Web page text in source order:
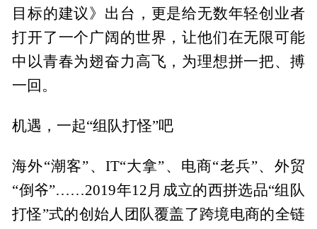
目标的建议》出台，更是给无数年轻创业者
打开了一个广阔的世界，让他们在无限可能
中以青春为翅奋力高飞，为理想拼一把、搏
一回。
机遇，一起“组队打怪”吧
海外“潮客”、IT“大拿”、电商“老兵”、外贸
“倒爷”……2019年12月成立的西拼选品“组队
打怪”式的创始人团队覆盖了跨境电商的全链